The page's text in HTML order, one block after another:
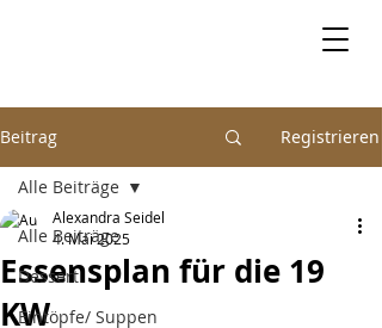
Beitrag Registrieren
Alle Beiträge
Dessert
Eintöpfe/ Suppen
Alle Beiträge
Essensplan für die 19
KW
Alexandra Seidel
4. Mai 2025